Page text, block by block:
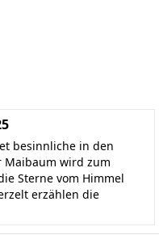
besinnliche in den
Maibaum wird zum
Sterne vom Himmel
erzählen die